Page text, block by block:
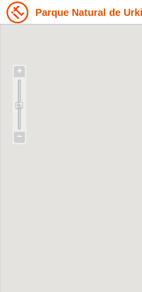
Parque Natural de
+
−